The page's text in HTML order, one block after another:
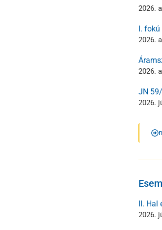
2026.
I.
2026.
2026.
JN
2026.
II.
2026.